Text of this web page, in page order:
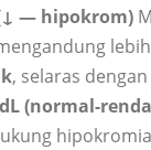
(↓ — hipokrom)
, selaras
dL (normal-